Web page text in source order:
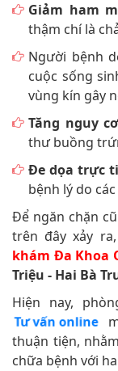
Giảm ham
thậm chí là
Người bệnh
cuộc sống
vùng kín gây
Tăng nguy
thư buồng
Đe dọa trực
bệnh lý do
Để ngăn chặn
trên đây xảy
khám Đa Khoa
Triệu - Hai Bà
Hiện nay,
Tư vấn online
thuận tiện,
chữa bệnh với